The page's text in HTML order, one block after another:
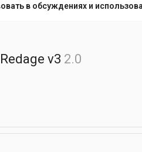
в обсуждениях и
v3 2.0